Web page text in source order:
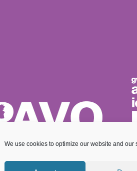
We use cookies to optimize our website and our